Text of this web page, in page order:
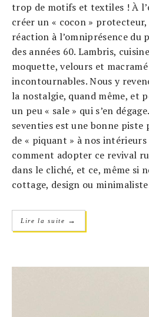
trop de motifs et textiles ! À
créer un « cocon »
réaction à l’omniprésence du
des années 60. Lambris,
moquette, velours et
incontournables. Nous y
la nostalgie, quand même, et
un peu « sale » qui s’en
seventies est une bonne
de « piquant » à nos
comment adopter ce revival
dans le cliché, et ce, même si
cottage, design ou
Lire la suite →